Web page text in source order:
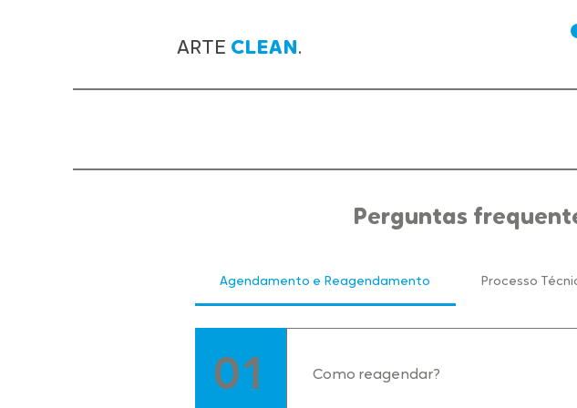
ARTE CLEAN.
Perguntas
Agendamento e Reagendamento Processo
01 Como reagendar?